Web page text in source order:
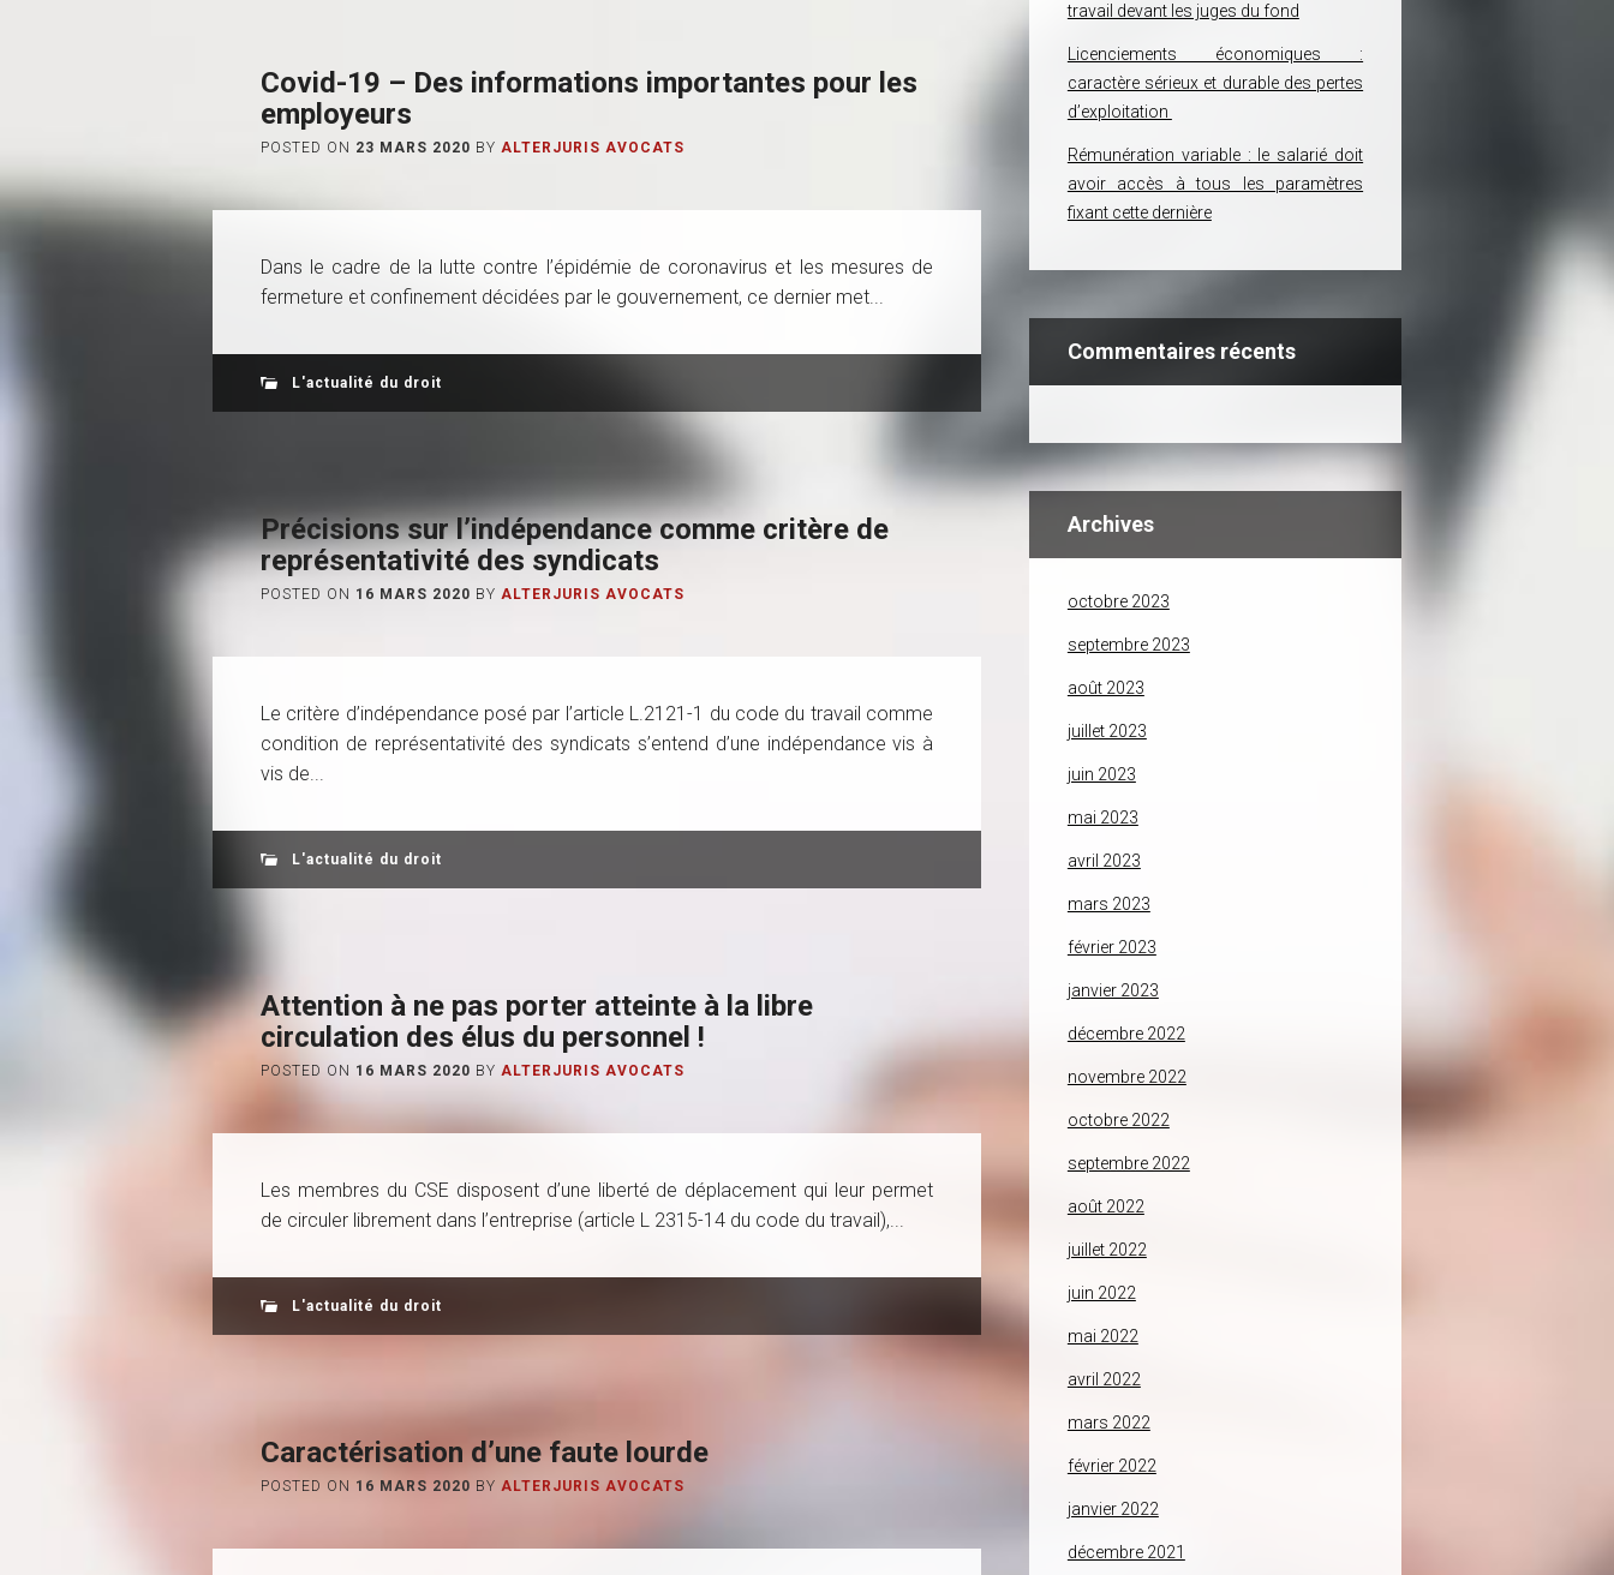
Covid-19 – Des informations importantes pour les
employeurs
POSTED ON 23 MARS 2020 BY ALTERJURIS AVOCATS
Dans le cadre de la lutte contre l’épidémie de coronavirus et les mesures de
fermeture et confinement décidées par le gouvernement, ce dernier met...
L'actualité du droit
Précisions sur l’indépendance comme critère de
représentativité des syndicats
POSTED ON 16 MARS 2020 BY ALTERJURIS AVOCATS
Le critère d’indépendance posé par l’article L.2121-1 du code du travail comme
condition de représentativité des syndicats s’entend d’une indépendance vis à
vis de...
L'actualité du droit
Attention à ne pas porter atteinte à la libre
circulation des élus du personnel !
POSTED ON 16 MARS 2020 BY ALTERJURIS AVOCATS
Les membres du CSE disposent d’une liberté de déplacement qui leur permet
de circuler librement dans l’entreprise (article L 2315-14 du code du travail),...
L'actualité du droit
Caractérisation d’une faute lourde
POSTED ON 16 MARS 2020 BY ALTERJURIS AVOCATS
travail devant les juges du fond
Licenciements économiques :
caractère sérieux et durable des pertes
d’exploitation
Rémunération variable : le salarié doit
avoir accès à tous les paramètres
fixant cette dernière
Commentaires récents
Archives
octobre 2023
septembre 2023
août 2023
juillet 2023
juin 2023
mai 2023
avril 2023
mars 2023
février 2023
janvier 2023
décembre 2022
novembre 2022
octobre 2022
septembre 2022
août 2022
juillet 2022
juin 2022
mai 2022
avril 2022
mars 2022
février 2022
janvier 2022
décembre 2021